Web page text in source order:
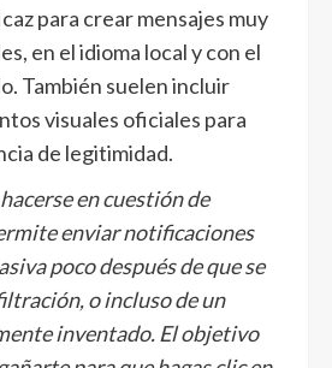
para crear mensajes muy
en el idioma local y con el
También suelen incluir
visuales oficiales para
de legitimidad.
en cuestión de
enviar notificaciones
poco después de que se
o incluso de un
inventado. El objetivo